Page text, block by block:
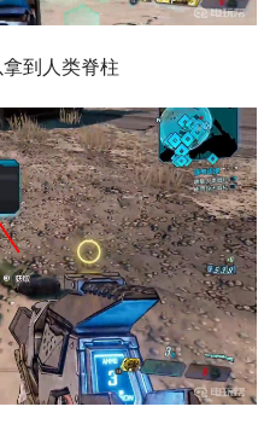
到人类脊柱